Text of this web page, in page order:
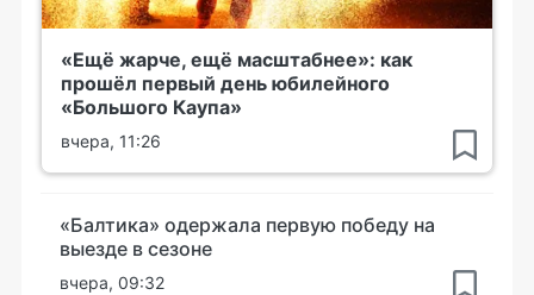
«Ещё жарче, ещё масштабнее»: как
прошёл первый день юбилейного
«Большого Каупа»
вчера, 11:26
«Балтика» одержала первую победу на
выезде в сезоне
вчера, 09:32